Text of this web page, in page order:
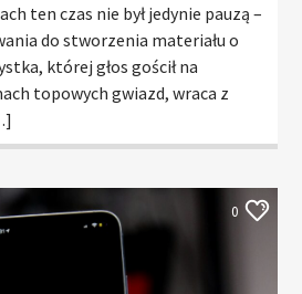
ten czas nie był jedynie pauzą –
do stworzenia materiału o
której głos gościł na
topowych gwiazd, wraca z
0